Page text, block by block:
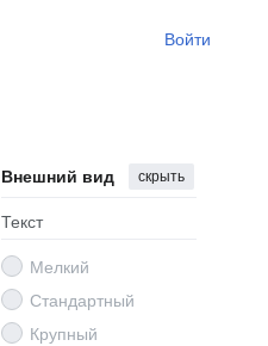
Войти
Внешний вид скрыть
Текст
Мелкий
Стандартный
Крупный